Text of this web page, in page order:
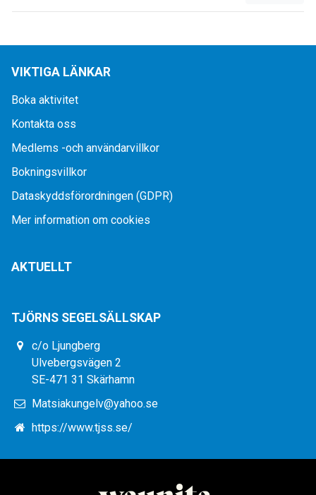
VIKTIGA LÄNKAR
Boka aktivitet
Kontakta oss
Medlems -och användarvillkor
Bokningsvillkor
Dataskyddsförordningen (GDPR)
Mer information om cookies
AKTUELLT
TJÖRNS SEGELSÄLLSKAP
c/o Ljungberg
Ulvebergsvägen 2
SE-471 31 Skärhamn
Matsiakungelv@yahoo.se
https://www.tjss.se/